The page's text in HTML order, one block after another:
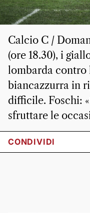
Calcio C /
(ore 18.30), i
lombarda contro
biancazzurra in
difficile. Foschi:
sfruttare le
CONDIVIDI